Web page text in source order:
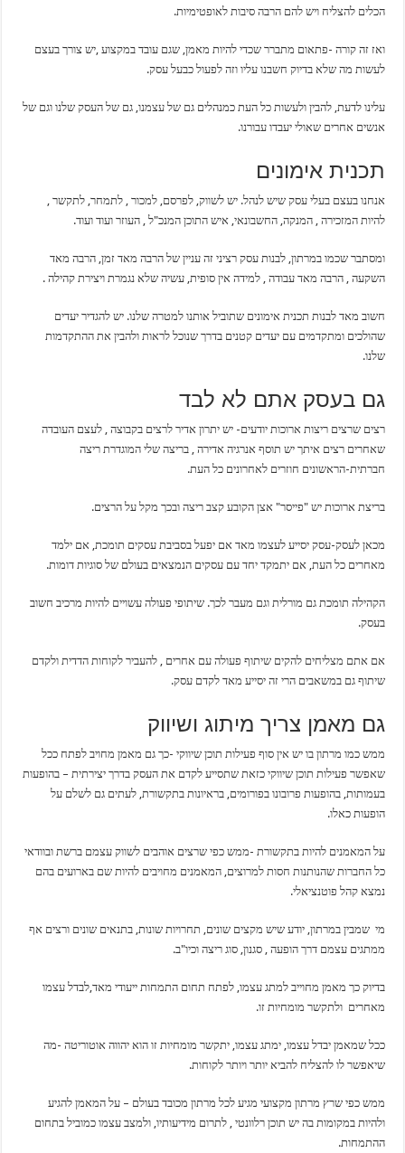
הכלים להצליח ויש להם הרבה סיבות לאופטימיות.
ואז זה קורה -פתאום מתברר שכדי להיות מאמן, שגם עובד במקצוע ,יש צורך בעצם
לעשות מה שלא בדיוק חשבנו עליו וזה לפעול כבעל עסק.
עלינו לדעת, להבין ולעשות כל העת כמנהלים גם של עצמנו, גם של העסק שלנו וגם של
אנשים אחרים שאולי יעבדו עבורנו.
תכנית אימונים
אנחנו בעצם בעלי עסק שיש לנהל. יש לשווק, לפרסם, למכור , לתמחר, לתקשר ,
להיות המזכירה , המנקה, החשבונאי, איש התוכן המנכ"ל , העוזר ועוד ועוד.
ומסתבר שכמו במרתון, לבנות עסק רציני זה עניין של הרבה מאד זמן, הרבה מאד
השקעה , הרבה מאד עבודה , למידה אין סופית, עשיה שלא נגמרת ויצירת קהילה .
חשוב מאד לבנות תכנית אימונים שתוביל אותנו למטרה שלנו. יש להגדיר יעדים
שהולכים ומתקדמים עם יעדים קטנים בדרך שנוכל לראות ולהבין את ההתקדמות
שלנו.
גם בעסק אתם לא לבד
רצים שרצים ריצות ארוכות יודעים- יש יתרון אדיר לרצים בקבוצה , לעצם העובדה
שאחרים רצים איתך יש תוסף אנרגיה אדירה , בריצה שלי המוגדרת ריצה
חברתית-הראשונים חוזרים לאחרונים כל העת.
בריצת ארוכות יש "פייסר" אצן הקובע קצב ריצה ובכך מקל על הרצים.
מכאן לעסק-עסק יסייע לעצמו מאד אם יפעל בסביבת עסקים תומכת, אם ילמד
מאחרים כל העת, אם יתמקד יחד עם עסקים הנמצאים בעולם של סוגיות דומות.
הקהילה תומכת גם מורלית וגם מעבר לכך. שיתופי פעולה עשויים להיות מרכיב חשוב
בעסק.
אם אתם מצליחים להקים שיתוף פעולה עם אחרים , להעביר לקוחות הדדית ולקדם
שיתוף גם במשאבים הרי זה יסייע מאד לקדם עסק.
גם מאמן צריך מיתוג ושיווק
ממש כמו מרתון בו יש אין סוף פעילות תוכן שיווקי -כך גם מאמן מחויב לפתח ככל
שאפשר פעילות תוכן שיווקי כזאת שתסייע לקדם את העסק בדרך יצירתית – בהופעות
בעמותות, בהופעות פרובונו בפורומים, בראיונות בתקשורת, לעתים גם לשלם על
הופעות כאלו.
על המאמנים להיות בתקשורת -ממש כפי שרצים אוהבים לשווק עצמם ברשת ובוודאי
כל החברות שהנותנות חסות למרוצים, המאמנים מחויבים להיות שם בארועים בהם
נמצא קהל פוטנציאלי.
מי שמבין במרתון, יודע שיש מקצים שונים, תחרויות שונות, בתנאים שונים ורצים אף
ממתגים עצמם דרך הופעה , סגנון, סוג ריצה וכיו"ב.
בדיוק כך מאמן מחוייב למתג עצמו, לפתח תחום התמחות ייעודי מאד,לבדל עצמו
מאחרים ולתקשר מומחיות זו.
ככל שמאמן יבדל עצמו, ימתג עצמו, יתקשר מומחיות זו הוא יהווה אוטוריטה -מה
שיאפשר לו להצליח להביא יותר ויותר לקוחות.
ממש כפי שרץ מרתון מקצועי מגיע לכל מרתון מכובד בעולם – על המאמן להגיע
ולהיות במקומות בה יש תוכן רלוונטי , לתרום מידיעותיו, ולמצב עצמו כמוביל בתחום
ההתמחות.